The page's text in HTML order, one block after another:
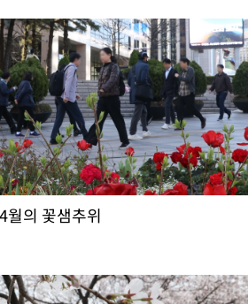
4월의 꽃샘추위